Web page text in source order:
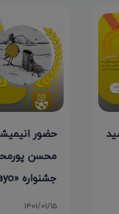
حضور
محسن
جشنواره «Animayo» اسپانیا
۱۴۰۱/۰۱/۱۵